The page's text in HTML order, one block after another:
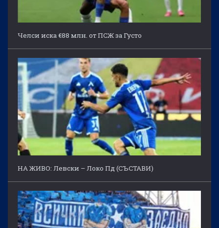
Челси иска €88 млн. от ПСЖ за Густо
НА ЖИВО: Левски – Локо Пд (СЪСТАВИ)